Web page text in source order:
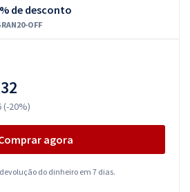
de desconto
OFF
(-20%)
agora
do dinheiro em 7 dias.